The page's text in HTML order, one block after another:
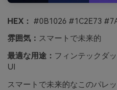
HEX： #0B1026 #1C2E73
雰囲気： スマートで未来的
最適な用途： フィンテックダ
UI
スマートで未来的なこのパレ